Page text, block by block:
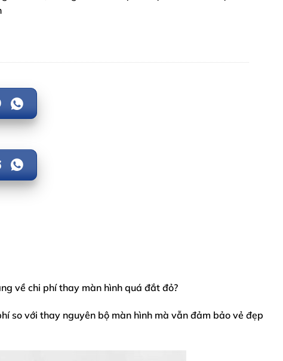
về chi phí thay màn hình quá đắt đỏ?
so với thay nguyên bộ màn hình mà vẫn đảm bảo vẻ đẹp